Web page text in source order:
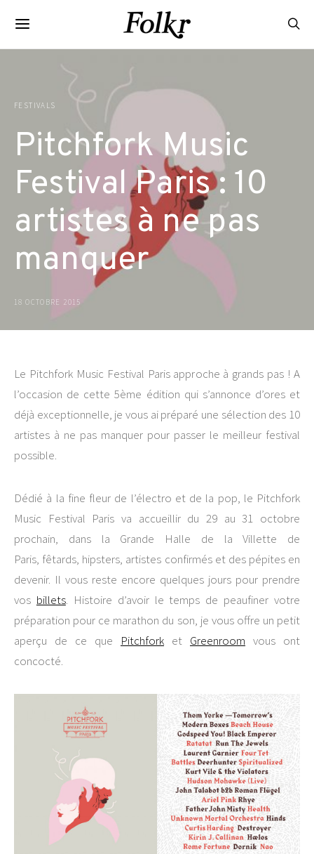
FESTIVALS
Pitchfork Music
Festival Paris : 10
artistes à ne pas
manquer
18 OCTOBRE 2015
Le Pitchfork Music Festival Paris approche à grands pas ! A
l’occasion de cette 5ème édition qui s’annonce d’ores et
déjà exceptionnelle, je vous ai préparé une sélection des 10
artistes à ne pas manquer pour passer le meilleur festival
possible.
Dédié à la fine fleur de l’électro et de la pop, le Pitchfork
Music Festival Paris va accueillir du 29 au 31 octobre
prochain, dans la Grande Halle de la Villette de
Paris, fêtards, hipsters, artistes confirmés et des pépites en
devenir. Il vous reste encore quelques jours pour prendre
vos billets. Histoire d’avoir le temps de peaufiner votre
préparation pour ce marathon du son, je vous offre un petit
aperçu de ce que Pitchfork et Greenroom vous ont
concocté.